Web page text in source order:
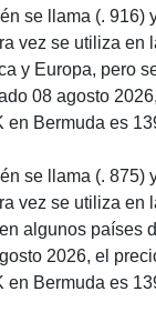
se llama (. 916)
vez se utiliza en
y Europa, pero
08 agosto
en Bermuda es
se llama (. 875)
vez se utiliza en
algunos países
2026, el
en Bermuda es